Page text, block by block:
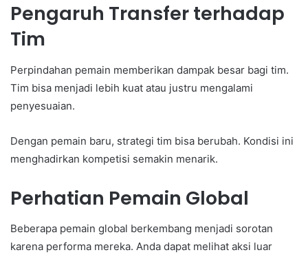
Pengaruh Transfer terhadap
Tim
Perpindahan pemain memberikan dampak besar bagi tim.
Tim bisa menjadi lebih kuat atau justru mengalami
penyesuaian.
Dengan pemain baru, strategi tim bisa berubah. Kondisi ini
menghadirkan kompetisi semakin menarik.
Perhatian Pemain Global
Beberapa pemain global berkembang menjadi sorotan
karena performa mereka. Anda dapat melihat aksi luar